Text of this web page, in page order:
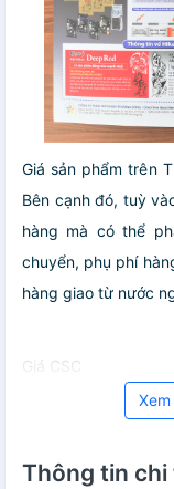
Giá sản phẩm trên
Bên cạnh đó, tuỳ
hàng mà có thể
chuyển, phụ phí
hàng giao từ nước
Giá CSC
Thông tin chi